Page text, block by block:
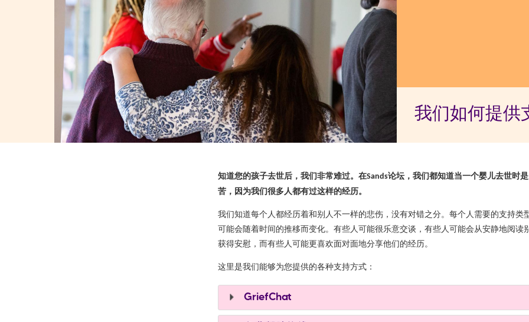
我们如何提供
知道您的孩子去世后，我们非常难过。在Sands论坛，我们都知道当一个婴儿去世时
苦，因为我们很多人都有过这样的经历。
我们知道每个人都经历着和别人不一样的悲伤，没有对错之分。每个人需要的支持类
可能会随着时间的推移而变化。有些人可能很乐意交谈，有些人可能会从安静地阅读
获得安慰，而有些人可能更喜欢面对面地分享他们的经历。
这里是我们能够为您提供的各种支持方式：
GriefChat